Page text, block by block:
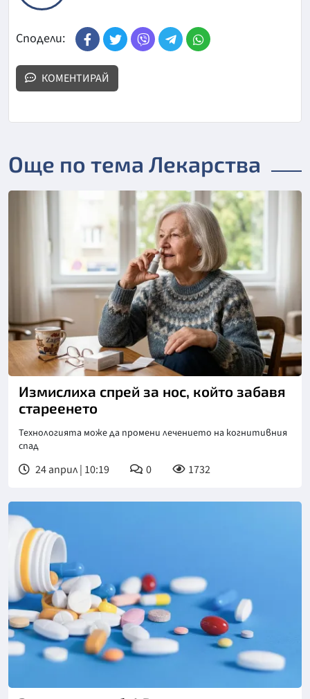
Сподели:
КОМЕНТИРАЙ
Още по тема Лекарства
Снимка: Пиксабей
Измислиха спрей за нос, който забавя
стареенето
Технологията може да промени лечението на когнитивния
спад
24 април | 10:19 0 1732